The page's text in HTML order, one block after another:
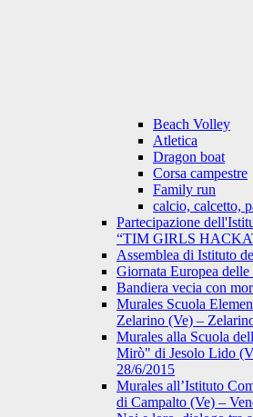
Beach Volley
Atletica
Dragon boat
Corsa campestre
Family run
calcio, calcetto,
Partecipazione
“TIM GIRLS
Assemblea di Istituto
Giornata Europea
Bandiera vecia con
Murales Scuola
Zelarino (Ve) –
Murales alla Scuola
Mirò" di Jesolo Lido
28/6/2015
Murales all’Istituto
di Campalto (Ve) –